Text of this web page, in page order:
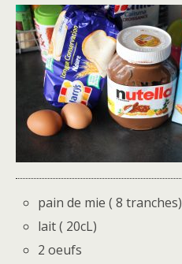
pain de mie ( 8 tranches)
lait ( 20cL)
2 oeufs